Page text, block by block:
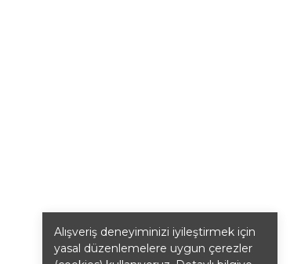
Alışveriş deneyiminizi iyileştirmek için
yasal düzenlemelere uygun çerezler